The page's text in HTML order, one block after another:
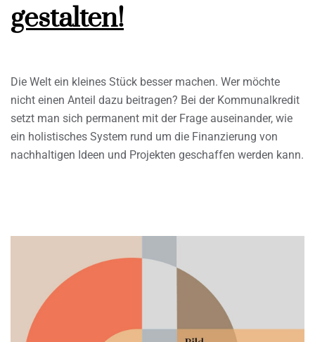
gestalten!
Die Welt ein kleines Stück besser machen. Wer möchte
nicht einen Anteil dazu beitragen? Bei der Kommunalkredit
setzt man sich permanent mit der Frage auseinander, wie
ein holistisches System rund um die Finanzierung von
nachhaltigen Ideen und Projekten geschaffen werden kann.